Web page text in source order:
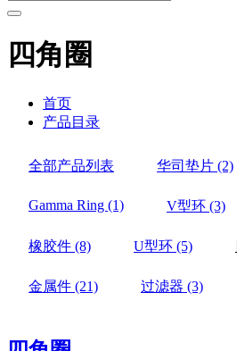
四角圈
首页
产品目录
全部产品列表 华司垫片 (2)
Gamma Ring (1) V型环 (3)
橡胶件 (8) U型环 (5)
金属件 (21) 过滤器 (3)